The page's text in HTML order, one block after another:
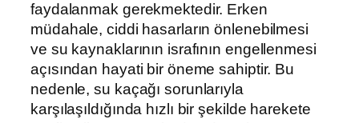
faydalanmak gerekmektedir. Erken
müdahale, ciddi hasarların önlenebilmesi
ve su kaynaklarının israfının engellenmesi
açısından hayati bir öneme sahiptir. Bu
nedenle, su kaçağı sorunlarıyla
karşılaşıldığında hızlı bir şekilde harekete